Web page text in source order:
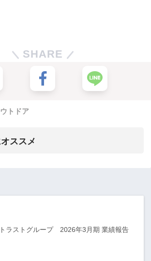
SHARE
トドア
ススメ
ラストグループ 2026年3月期 業績報告